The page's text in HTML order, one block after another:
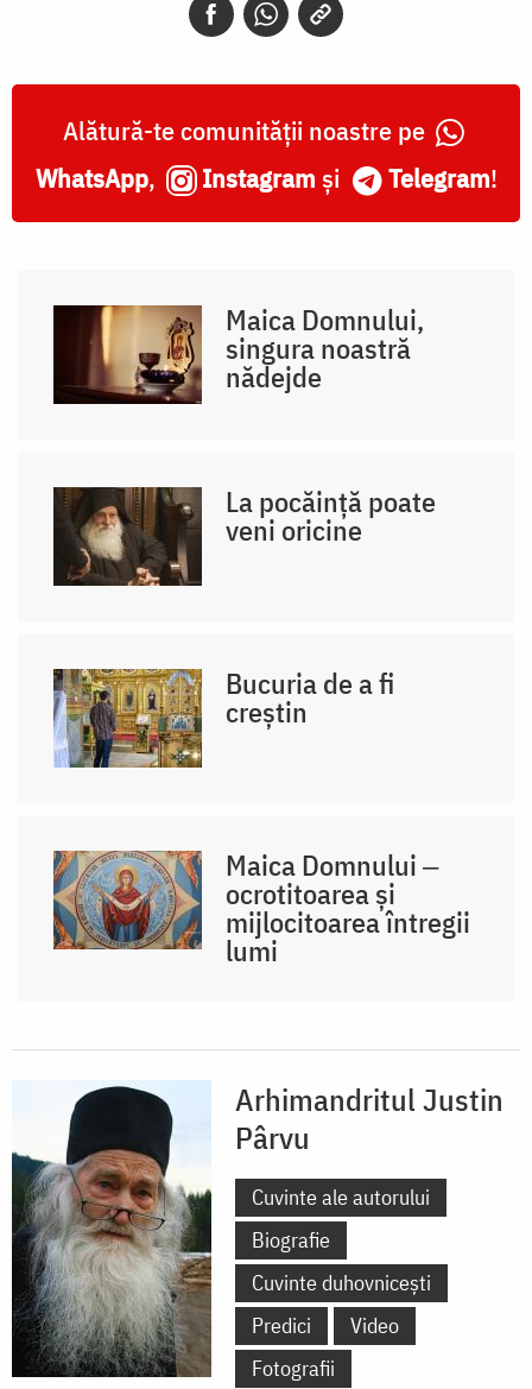
Alătură-te comunității noastre pe
WhatsApp, Instagram și Telegram!
Maica Domnului,
singura noastră
nădejde
La pocăință poate
veni oricine
Bucuria de a fi
creștin
Maica Domnului ‒
ocrotitoarea și
mijlocitoarea întregii
lumi
Arhimandritul Justin
Pârvu
Cuvinte ale autorului
Biografie
Cuvinte duhovnicești
Predici
Video
Fotografii